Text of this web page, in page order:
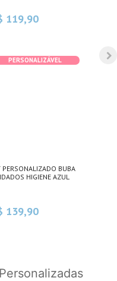
119,90
PERSONALIZÁVEL
PERSONALIZADO BUBA
HIGIENE AZUL
139,90